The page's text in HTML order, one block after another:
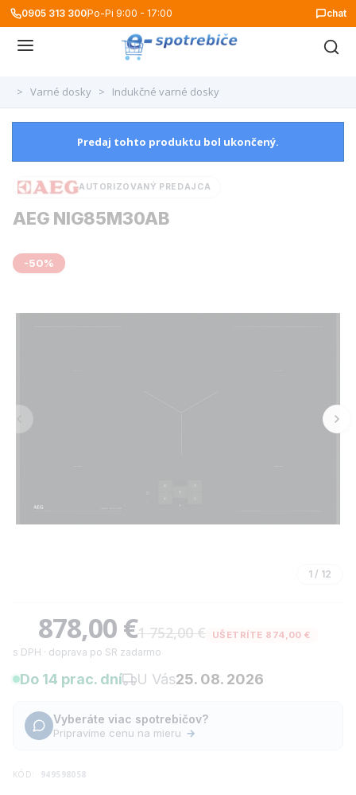
0905 313 300Po-Pi 9:00 - 17:00 chat
> Varné dosky > Indukčné varné dosky
Predaj tohto produktu bol ukončený.
-50%
1 / 12
AUTORIZOVANÝ PREDAJCA
AEG NIG85M30AB
878,00 €1 752,00 € UŠETRÍTE 874,00 €
s DPH · doprava po SR zadarmo
Do 14 prac. dní U Vás25. 08. 2026
Vyberáte viac spotrebičov?
Pripravíme cenu na mieru →
KÓD: 949598058